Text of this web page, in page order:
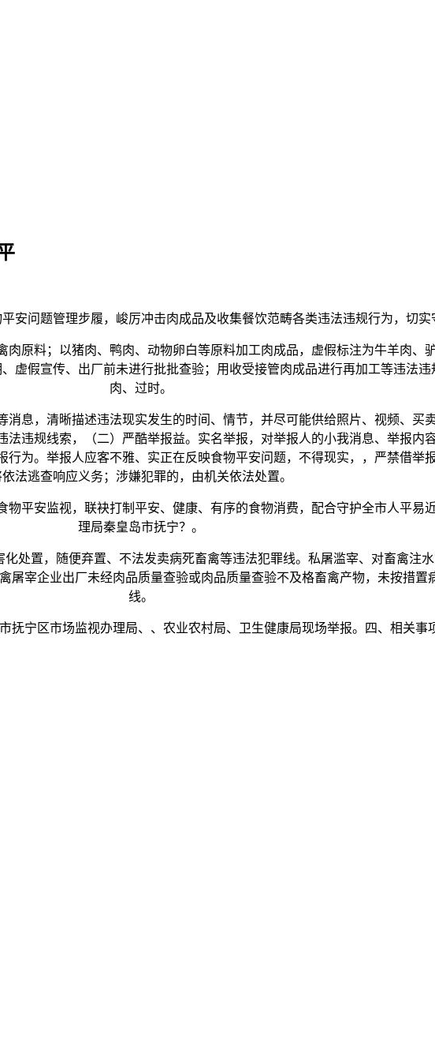
问题管理步履，峻厉冲击肉成品及收集餐饮范畴各类违法违规行为，切实
料；以猪肉、鸭肉、动物卵白等原料加工肉成品，虚假标注为牛羊肉、
虚假宣传、出厂前未进行批批查验；用收受接管肉成品进行再加工等违法
肉、过时。
，清晰描述违法现实发生的时间、情节，并尽可能供给照片、视频、买
违规线索，（二）严酷举报益。实名举报，对举报人的小我消息、举报内
为。举报人应客不雅、实正在反映食物平安问题，不得现实，，严禁借举
法逃查响应义务；涉嫌犯罪的，由机关依法处置。
安监视，联袂打制平安、健康、有序的食物消费，配合守护全市人平易
理局秦皇岛市抚宁？。
置，随便弃置、不法发卖病死畜禽等违法犯罪线。私屠滥宰、对畜禽注
屠宰企业出厂未经肉品质量查验或肉品质量查验不及格畜禽产物，未按措
线。
宁区市场监视办理局、、农业农村局、卫生健康局现场举报。四、相关事